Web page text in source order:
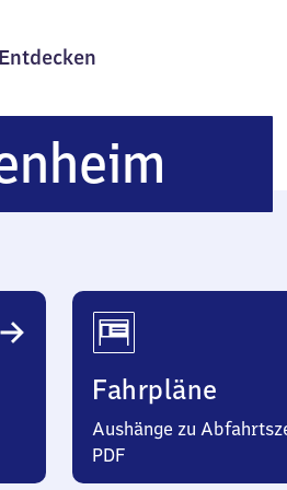
Entdecken
Fahrpläne
Aushänge zu
PDF